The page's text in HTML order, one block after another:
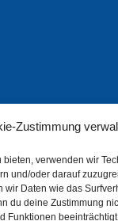
Zustimmung
verwenden wir
und/oder darauf
wir Daten wie das
du deine Zustimmung
Funktionen